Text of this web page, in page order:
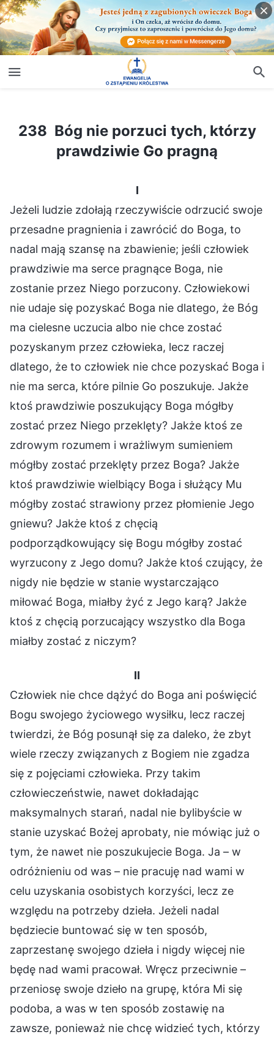
238 Bóg nie porzuci tych, którzy
prawdziwie Go pragną
I
Jeżeli ludzie zdołają rzeczywiście odrzucić swoje
przesadne pragnienia i zawrócić do Boga, to
nadal mają szansę na zbawienie; jeśli człowiek
prawdziwie ma serce pragnące Boga, nie
zostanie przez Niego porzucony. Człowiekowi
nie udaje się pozyskać Boga nie dlatego, że Bóg
ma cielesne uczucia albo nie chce zostać
pozyskanym przez człowieka, lecz raczej
dlatego, że to człowiek nie chce pozyskać Boga i
nie ma serca, które pilnie Go poszukuje. Jakże
ktoś prawdziwie poszukujący Boga mógłby
zostać przez Niego przeklęty? Jakże ktoś ze
zdrowym rozumem i wrażliwym sumieniem
mógłby zostać przeklęty przez Boga? Jakże
ktoś prawdziwie wielbiący Boga i służący Mu
mógłby zostać strawiony przez płomienie Jego
gniewu? Jakże ktoś z chęcią
podporządkowujący się Bogu mógłby zostać
wyrzucony z Jego domu? Jakże ktoś czujący, że
nigdy nie będzie w stanie wystarczająco
miłować Boga, miałby żyć z Jego karą? Jakże
ktoś z chęcią porzucający wszystko dla Boga
miałby zostać z niczym?
II
Człowiek nie chce dążyć do Boga ani poświęcić
Bogu swojego życiowego wysiłku, lecz raczej
twierdzi, że Bóg posunął się za daleko, że zbyt
wiele rzeczy związanych z Bogiem nie zgadza
się z pojęciami człowieka. Przy takim
człowieczeństwie, nawet dokładając
maksymalnych starań, nadal nie bylibyście w
stanie uzyskać Bożej aprobaty, nie mówiąc już o
tym, że nawet nie poszukujecie Boga. Ja – w
odróżnieniu od was – nie pracuję nad wami w
celu uzyskania osobistych korzyści, lecz ze
względu na potrzeby dzieła. Jeżeli nadal
będziecie buntować się w ten sposób,
zaprzestanę swojego dzieła i nigdy więcej nie
będę nad wami pracował. Wręcz przeciwnie –
przeniosę swoje dzieło na grupę, która Mi się
podoba, a was w ten sposób zostawię na
zawsze, ponieważ nie chcę widzieć tych, którzy